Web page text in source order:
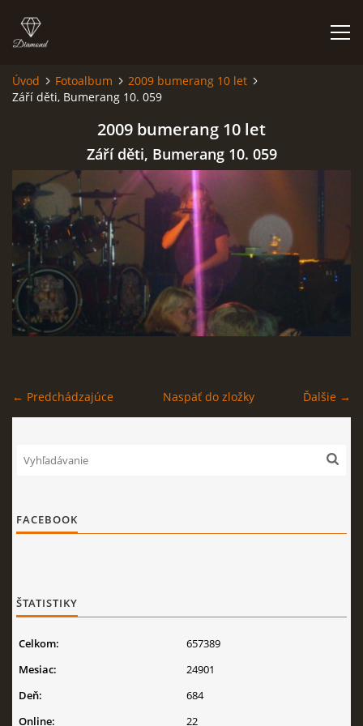
FOTOALBUM
Kapela BUMERANG
Poříčany okr. Kolín
+420 724 629 042
kapelabumerang@gmail.com
© 2026 eStránky.cz |Tisk|Hore ↑
Úvod Fotoalbum
2009 bumerang 10 let
Září děti, Bumerang 10. 059
2009 bumerang 10 let
Září děti, Bumerang 10. 059
← Predchádzajúce Ďalšie →
Naspäť do zložky
FACEBOOK
ŠTATISTIKY
Online: 22
Celkom:
657389
Mesiac:
24901
Deň:
684